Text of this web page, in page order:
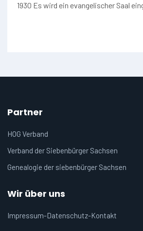
1930 Es wird ein evangelischer Saal
Partner
HOG Verband
Verband der Siebenbürger Sachsen
Genealogie der siebenbürger Sachsen
Wir über uns
Impressum-Datenschutz-Kontakt